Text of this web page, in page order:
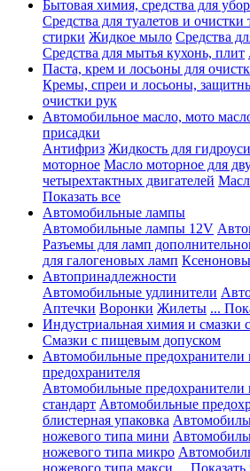
Бытовая химия, средства для
Средства для туалетов и очистки
стирки Жидкое мыло Средства
Средства для мытья кухонь, плит
Паста, крем и лосьоны для
Кремы, спреи и лосьоны,
очистки рук
Автомобильное масло, мото
присадки
Антифриз Жидкость для
моторное Масло моторное для
четырехтактных двигателей
Показать все
Автомобильные лампы
Автомобильные лампы 12V
Разъемы для ламп
для галогеновых ламп
Автопринадлежности
Автомобильные удлинители
Аптечки Воронки Жилеты ...
Индустриальная химия и
Смазки с пищевым допуском
Автомобильные предохранители
предохранителя
Автомобильные предохранители
стандарт Автомобильные
блистерная упаковка
ножевого типа мини
ножевого типа микро
ножевого типа макси ... Показать